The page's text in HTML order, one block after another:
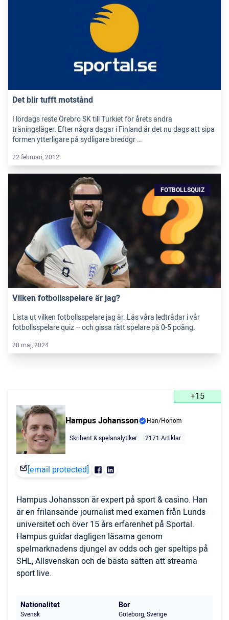
Det blir tufft motstånd
I lördags reste Örebro SK till Turkiet för årets andra
träningsläger. Efter några dagar i Finland är det nu dags att sipa
formen ytterligare på sydligare breddgr …
22 februari, 2012
FOTBOLLSQUIZ
Vilken fotbollsspelare är jag?
Lista ut vilken fotbollsspelare jag är. Läs våra ledtrådar i vår
fotbollsspelare quiz – och gissa rätt spelare på 0-5 poäng.
28 maj, 2024
+15
Hampus Johansson
Han/Honom
Skribent & spelanalytiker
2171 Artiklar
[email protected]
Hampus Johansson är expert på sport & casino. Han
är en frilansande journalist med examen från Lunds
universitet och över 15 års erfarenhet på Sportal.
Hampus guidar dagligen läsarna genom
spelmarknadens djungel av odds och ger speltips på
SHL, Allsvenskan och de bästa sätten att streama
sport live.
Nationalitet
Svensk
Bor
Göteborg, Sverige